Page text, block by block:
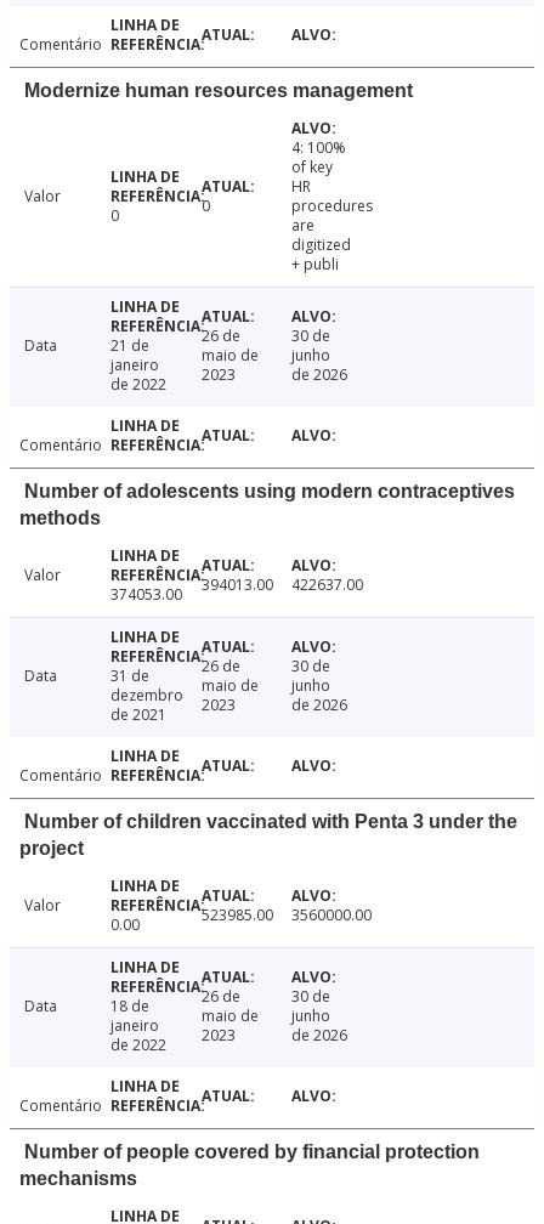
Comentário
Modernize human resources management
Valor
0
0
4: 100%
of key
HR
procedures
are
digitized
+ publi
Data
21 de
janeiro
de 2022
26 de
maio de
2023
30 de
junho
de 2026
Comentário
Number of adolescents using modern contraceptives
methods
Valor
374053.00
394013.00 422637.00
Data
31 de
dezembro
de 2021
26 de
maio de
2023
30 de
junho
de 2026
Comentário
Number of children vaccinated with Penta 3 under the
project
Valor
0.00
523985.00 3560000.00
Data
18 de
janeiro
de 2022
26 de
maio de
2023
30 de
junho
de 2026
Comentário
Number of people covered by financial protection
mechanisms